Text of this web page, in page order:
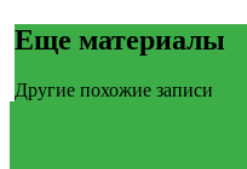
Еще материалы
Другие похожие записи